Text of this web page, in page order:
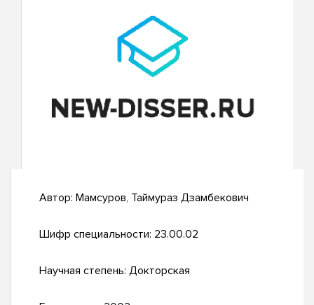
Автор: Мамсуров, Таймураз Дзамбекович
Шифр специальности: 23.00.02
Научная степень: Докторская